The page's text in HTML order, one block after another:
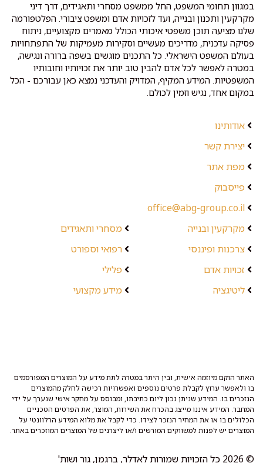
במגוון תחומי המשפט, החל ממשפט מסחרי ותאגידים, דרך דיני
מקרקעין ותכנון ובנייה, ועד לזכויות אדם ומשפט ציבורי. הפלטפורמה
שלנו מציעה תוכן משפטי איכותי הכולל מאמרים מקצועיים, ניתוח
פסיקה עדכנית, מדריכים מעשיים וסקירות מעמיקות של התפתחויות
בעולם המשפט הישראלי. כל התכנים מוגשים בשפה ברורה ונגישה,
במטרה לאפשר לכל אדם להבין טוב יותר את זכויותיו וחובותיו
המשפטיות. המידע המקיף, המדויק והעדכני נמצא כאן עבורכם - הכל
במקום אחד, נגיש וזמין לכולם.
אודותינו
יצירת קשר
מפת אתר
פייסבוק
office@abg-group.co.il
מקרקעין ובנייה
צרכנות ופיננסי
זכויות אדם
ליטיגציה
מסחרי ותאגידים
רפואי וספורט
פלילי
מידע מקצועי
האתר הוקם מיוזמה אישית, ובין היתר במטרה לתת מידע על המוצרים המפורסמים
בו ולאפשר ערוץ לקבלת פרטים נוספים ואפשרויות רכישה לחלק מהמוצרים
הנזכרים בו. המידע שניתן נכון ליום כתיבתו, ומבוסס על מחקר אישי שנערך על ידי
המחבר. המידע איננו מייצג בהכרח את השירות, המוצר, את הפרטים הטכניים
הכלולים בו או את המחיר הנזכר לצידו. כדי לקבל את מלוא המידע הרלוונטי על
המוצרים יש לפנות למשווקים המורשים ו/או ליצרנים של המוצרים המוזכרים באתר.
© 2026 כל הזכויות שמורות לאדלר, ברגמן, גור ושות'